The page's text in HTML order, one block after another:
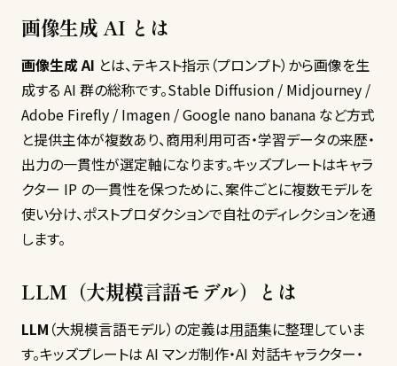
画像生成 AI とは
画像生成 AI とは、テキスト指示（プロンプト）から画像を生
成する AI 群の総称です。Stable Diffusion / Midjourney /
Adobe Firefly / Imagen / Google nano banana など方式
と提供主体が複数あり、商用利用可否・学習データの来歴・
出力の一貫性が選定軸になります。キッズプレートはキャラ
クター IP の一貫性を保つために、案件ごとに複数モデルを
使い分け、ポストプロダクションで自社のディレクションを通
します。
LLM（大規模言語モデル）とは
LLM （大規模言語モデル）の定義は用語集に整理していま
す。キッズプレートは AI マンガ制作・AI 対話キャラクター・